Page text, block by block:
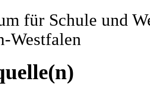
für Schule und
Westfalen